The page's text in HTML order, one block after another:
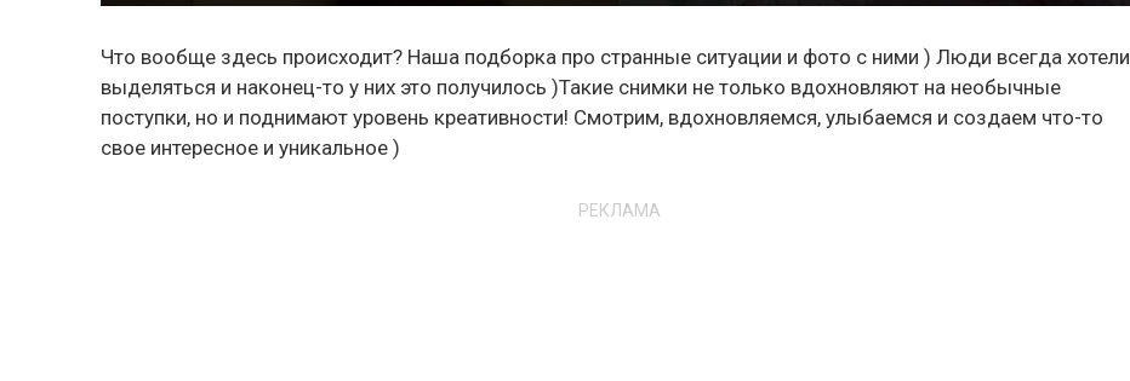
Что вообще здесь происходит? Наша подборка про странные ситуации и фото с ними ) Люди всегда хотели
выделяться и наконец-то у них это получилось )Такие снимки не только вдохновляют на необычные
поступки, но и поднимают уровень креативности! Смотрим, вдохновляемся, улыбаемся и создаем что-то
свое интересное и уникальное )
РЕКЛАМА